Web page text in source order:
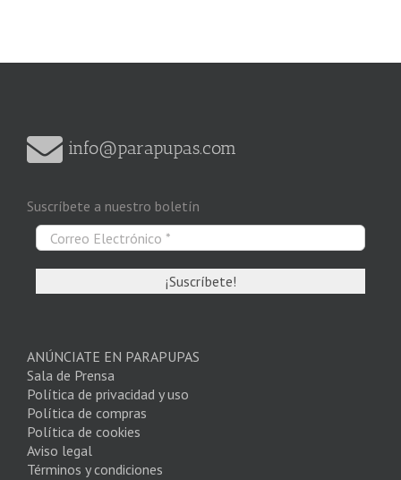
info@parapupas.com
Suscríbete a nuestro boletín
ANÚNCIATE EN PARAPUPAS
Sala de Prensa
Política de privacidad y uso
Política de compras
Política de cookies
Aviso legal
Términos y condiciones